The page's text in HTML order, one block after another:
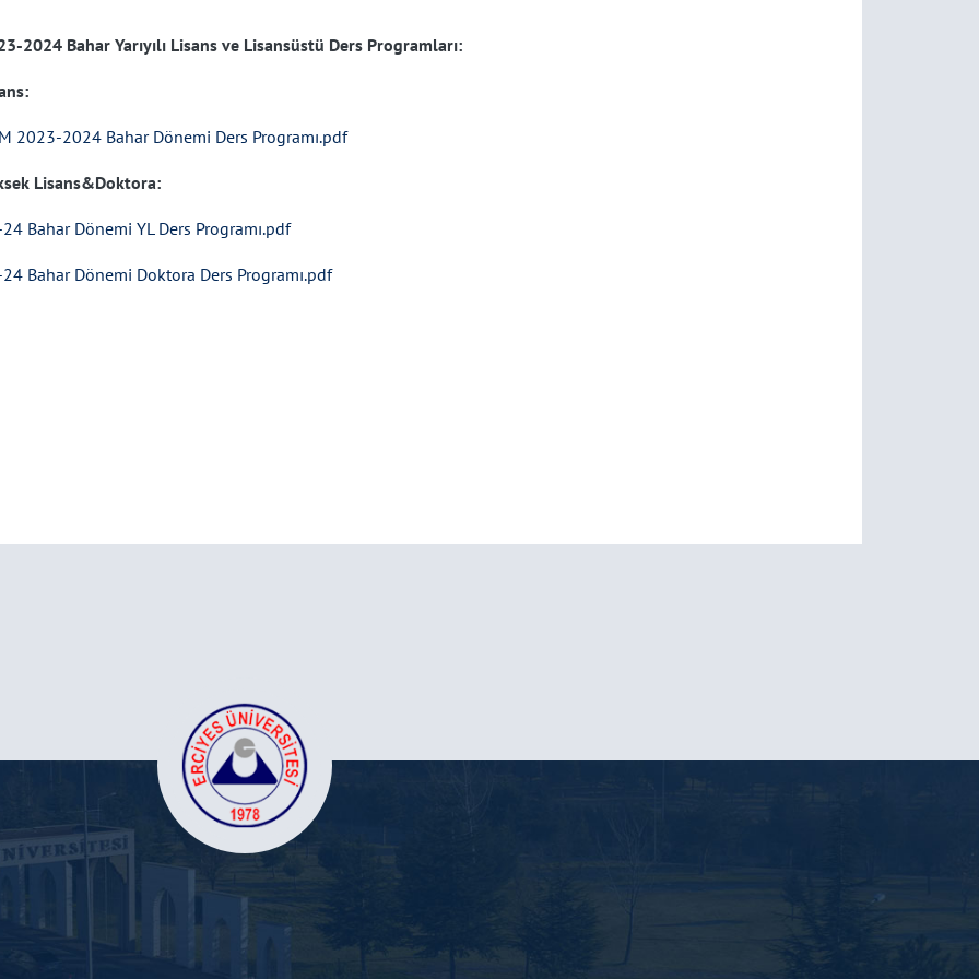
2024 Bahar Yarıyılı Lisans ve Lisansüstü Ders Programları:
2023-2024 Bahar Dönemi Ders Programı.pdf
Lisans&Doktora:
Bahar Dönemi YL Ders Programı.pdf
Bahar Dönemi Doktora Ders Programı.pdf